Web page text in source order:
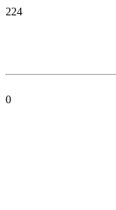
224
0